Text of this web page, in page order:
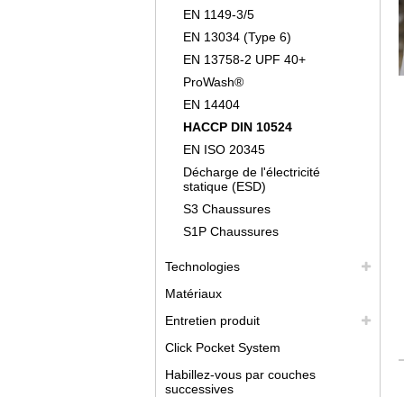
EN 1149-3/5
EN 13034 (Type 6)
EN 13758-2 UPF 40+
ProWash®
EN 14404
HACCP DIN 10524
EN ISO 20345
Décharge de l'électricité
statique (ESD)
S3 Chaussures
S1P Chaussures
Technologies
Matériaux
Entretien produit
Click Pocket System
Habillez-vous par couches
successives